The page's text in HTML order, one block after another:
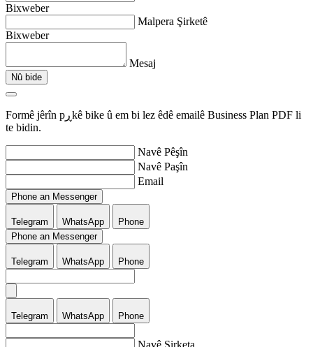
Bixweber
Malpera Şirketê
Bixweber
Mesaj
Nû bide
Formê jêrîn pڕkê bike û em bi lez êdê emailê Business Plan PDF li
te bidin.
Navê Pêşîn
Navê Paşîn
Email
Phone an Messenger
Telegram WhatsApp
Phone
Phone an Messenger
Telegram WhatsApp Phone
Telegram WhatsApp Phone
Navê Şirketa